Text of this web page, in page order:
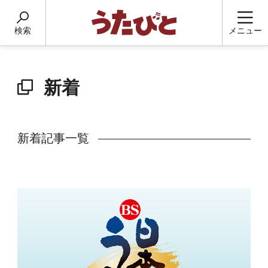
検索 メニュー
新着
新着記事一覧